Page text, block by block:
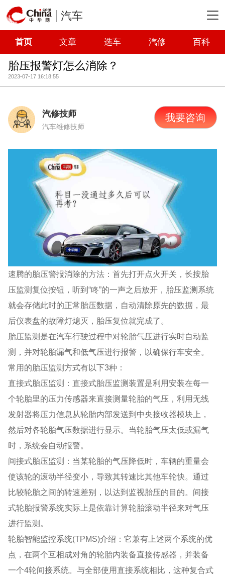
汽车
首页 文章 选车 汽修 百科
胎压报警灯怎么消除？
2023-07-17 16:18:55
汽修技师
汽车维修技师
我要咨询
速腾的胎压警报消除的方法：首先打开点火开关，长按胎
压监测复位按钮，听到“咚”的一声之后放开，胎压监测系统
就会存储此时的正常胎压数据，自动清除原先的数据，最
后仪表盘的故障灯熄灭，胎压复位就完成了。
胎压监测是在汽车行驶过程中对轮胎气压进行实时自动监
测，并对轮胎漏气和低气压进行报警，以确保行车安全。
常用的胎压监测方式有以下3种：
直接式胎压监测：直接式胎压监测装置是利用安装在每一
个轮胎里的压力传感器来直接测量轮胎的气压，利用无线
发射器将压力信息从轮胎内部发送到中央接收器模块上，
然后对各轮胎气压数据进行显示。当轮胎气压太低或漏气
时，系统会自动报警。
间接式胎压监测：当某轮胎的气压降低时，车辆的重量会
使该轮的滚动半径变小，导致其转速比其他车轮快。通过
比较轮胎之间的转速差别，以达到监视胎压的目的。间接
式轮胎报警系统实际上是依靠计算轮胎滚动半径来对气压
进行监测。
轮胎智能监控系统(TPMS)介绍：它兼有上述两个系统的优
点，在两个互相成对角的轮胎内装备直接传感器，并装备
一个4轮间接系统。与全部使用直接系统相比，这种复合式